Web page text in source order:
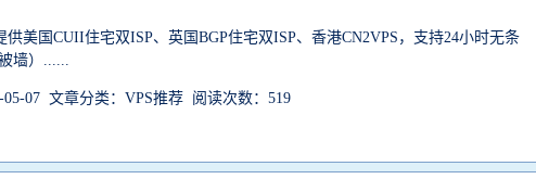
供美国CUII住宅双ISP、英国BGP住宅双ISP、香港CN2VPS，支持24小时无条
墙）......
05-07 文章分类：VPS推荐 阅读次数：519